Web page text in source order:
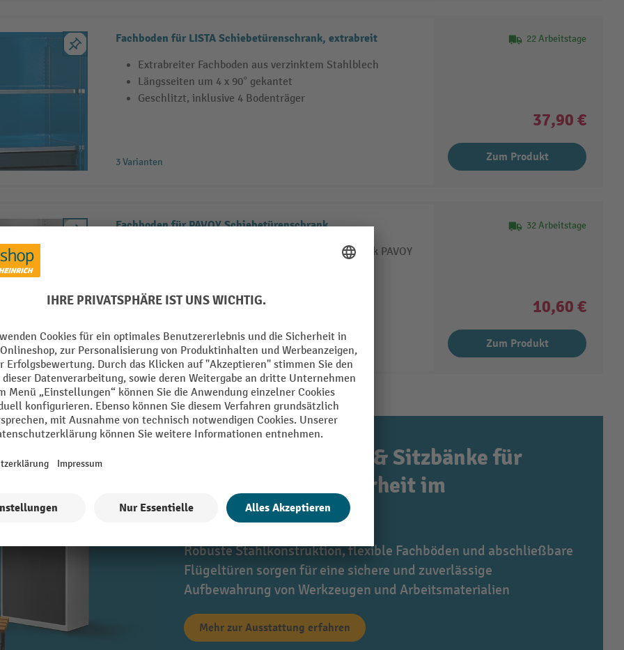
Fachboden für LISTA Schiebetürenschrank, extrabreit
Extrabreiter Fachboden aus verzinktem Stahlblech
Längsseiten um 4 x 90° gekantet
Geschlitzt, inklusive 4 Bodenträger
3 Varianten
22 Arbeitstage
37,90 €
Zum Produkt
Fachboden für PAVOY Schiebetürenschrank
Verzinkter Einlegeboden für den Schiebtürschrank PAVOY
6 Varianten
32 Arbeitstage
10,60 €
Zum Produkt
Werkstattschränke & Sitzbänke für
Ordnung und Sicherheit im
Arbeitsalltag
Robuste Stahlkonstruktion, flexible Fachböden und abschließbare
Flügeltüren sorgen für eine sichere und zuverlässige
Aufbewahrung von Werkzeugen und Arbeitsmaterialien
Mehr zur Ausstattung erfahren